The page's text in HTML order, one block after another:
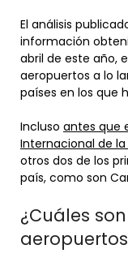
El análisis
información
abril de este año,
aeropuertos a lo
países en los que
Incluso antes que
Internacional de
otros dos de los
país, como son
¿Cuáles